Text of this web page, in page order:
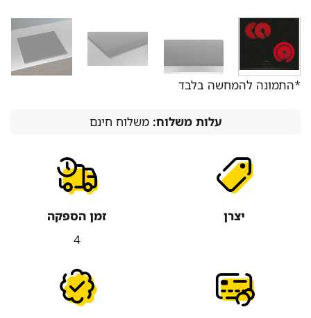
*התמונה להמחשה בלבד
עלות משלוח:משלוח חינם
יצרן
זמן הספקה
4